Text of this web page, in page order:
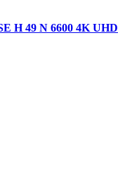
H 49 N 6600 4K UHD